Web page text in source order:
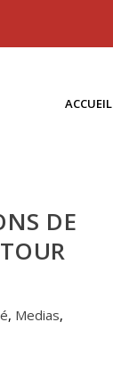
ACCUEIL
DE
, Medias,